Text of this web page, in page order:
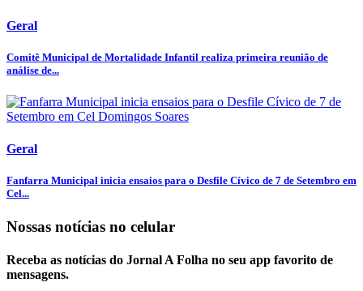
Geral
Comitê Municipal de Mortalidade Infantil realiza primeira reunião de
análise de...
Geral
Fanfarra Municipal inicia ensaios para o Desfile Cívico de 7 de Setembro em
Cel...
Nossas notícias no celular
Receba as notícias do Jornal A Folha no seu app favorito de
mensagens.